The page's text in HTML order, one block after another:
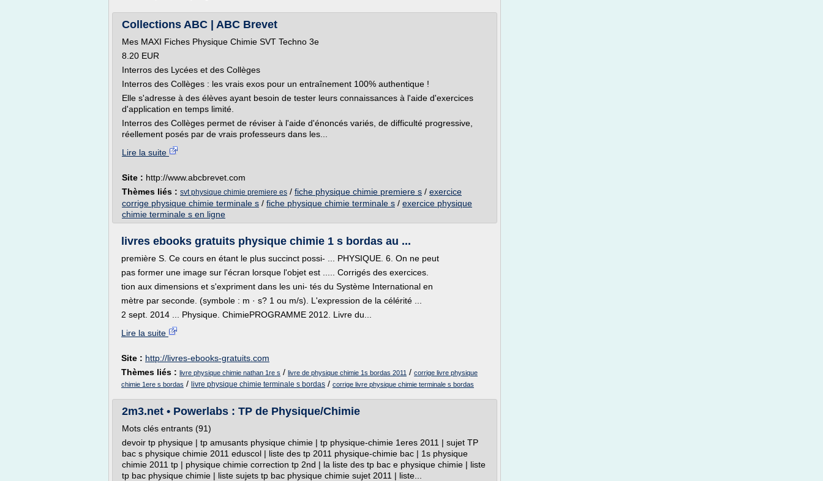
Collections ABC | ABC Brevet
Mes MAXI Fiches Physique Chimie SVT Techno 3e
8.20 EUR
Interros des Lycées et des Collèges
Interros des Collèges : les vrais exos pour un entraînement 100% authentique !
Elle s'adresse à des élèves ayant besoin de tester leurs connaissances à l'aide d'exercices
d'application en temps limité.
Interros des Collèges permet de réviser à l'aide d'énoncés variés, de difficulté progressive,
réellement posés par de vrais professeurs dans les...
Lire la suite
Site : http://www.abcbrevet.com
Thèmes liés : svt physique chimie premiere es / fiche physique chimie premiere s / exercice
corrige physique chimie terminale s / fiche physique chimie terminale s / exercice physique
chimie terminale s en ligne
livres ebooks gratuits physique chimie 1 s bordas au ...
première S. Ce cours en étant le plus succinct possi- ... PHYSIQUE. 6. On ne peut
pas former une image sur l'écran lorsque l'objet est ..... Corrigés des exercices.
tion aux dimensions et s'expriment dans les uni- tés du Système International en
mètre par seconde. (symbole : m · s? 1 ou m/s). L'expression de la célérité ...
2 sept. 2014 ... Physique. ChimiePROGRAMME 2012. Livre du...
Lire la suite
Site : http://livres-ebooks-gratuits.com
Thèmes liés : livre physique chimie nathan 1re s / livre de physique chimie 1s bordas 2011 / corrige livre physique
chimie 1ere s bordas / livre physique chimie terminale s bordas / corrige livre physique chimie terminale s bordas
2m3.net • Powerlabs : TP de Physique/Chimie
Mots clés entrants (91)
devoir tp physique | tp amusants physique chimie | tp physique-chimie 1eres 2011 | sujet TP
bac s physique chimie 2011 eduscol | liste des tp 2011 physique-chimie bac | 1s physique
chimie 2011 tp | physique chimie correction tp 2nd | la liste des tp bac e physique chimie | liste
tp bac physique chimie | liste sujets tp bac physique chimie sujet 2011 | liste...